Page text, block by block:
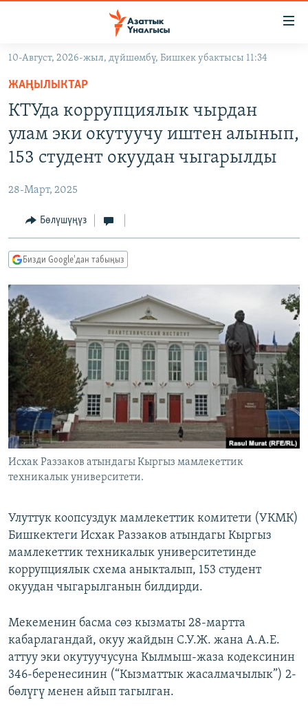
Навигацияга
өтүңүз
Издөөгө
салыңыз
МАДАНИЯТ
ДҮЙНӨ
УКРАИНА
ТВ ПРОГРАММАЛАР
БҮГҮН АЗАТТЫКТА
ДАНИСТЕ
ЭЖЕ-СИҢДИЛЕР
АЗАТТЫК+
ЫҢГАЙСЫЗ СУРООЛОР
ПОДКАСТ
Русский
ОНЛАЙН ШЕРИНЕ
ЭЕ/АРнун бардык сайттары
10-Август, 2026-жыл, дүйшөмбү, Бишкек убактысы 11:34
ЖАҢЫЛЫКТАР
КТУда коррупциялык чырдан
улам эки окутуучу иштен алынып,
153 студент окуудан чыгарылды
28-Март, 2025
Бөлүшүңүз
Бизди Google'дан табыңыз
Исхак Раззаков атындагы Кыргыз мамлекеттик
техникалык университети.
Улуттук коопсуздук мамлекеттик комитети (УКМК)
Бишкектеги Исхак Раззаков атындагы Кыргыз
мамлекеттик техникалык университетинде
коррупциялык схема аныкталып, 153 студент
окуудан чыгарылганын билдирди.
Мекеменин басма сөз кызматы 28-мартта
кабарлагандай, окуу жайдын С.У.Ж. жана А.А.Е.
аттуу эки окутуучусуна Кылмыш-жаза кодексинин
346-беренесинин (“Кызматтык жасалмачылык”) 2-
бөлүгү менен айып тагылган.